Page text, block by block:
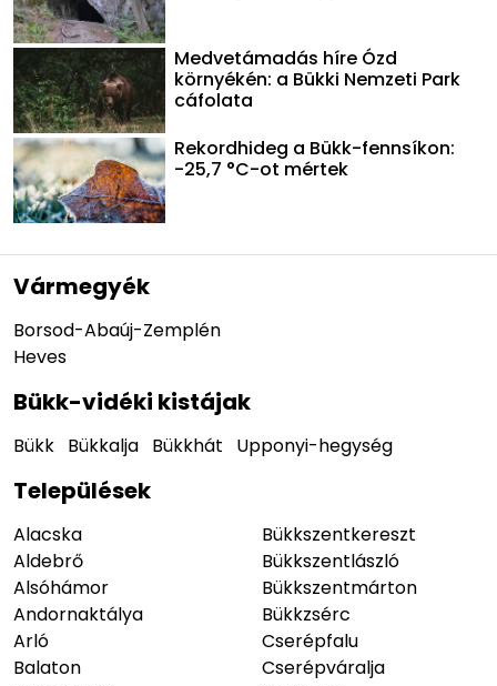
Medvetámadás híre Ózd
környékén: a Bükki Nemzeti Park
cáfolata
Rekordhideg a Bükk-fennsíkon:
-25,7 °C-ot mértek
Vármegyék
Borsod-Abaúj-Zemplén
Heves
Bükk-vidéki kistájak
Bükk Bükkalja Bükkhát Upponyi-hegység
Települések
Alacska
Aldebrő
Alsóhámor
Andornaktálya
Arló
Balaton
Bükkszentkereszt
Bükkszentlászló
Bükkszentmárton
Bükkzsérc
Cserépfalu
Cserépváralja